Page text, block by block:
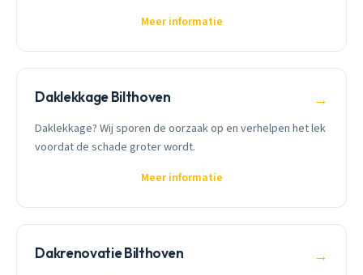
Meer informatie
Daklekkage Bilthoven →
Daklekkage? Wij sporen de oorzaak op en verhelpen het lek
voordat de schade groter wordt.
Meer informatie
Dakrenovatie Bilthoven →